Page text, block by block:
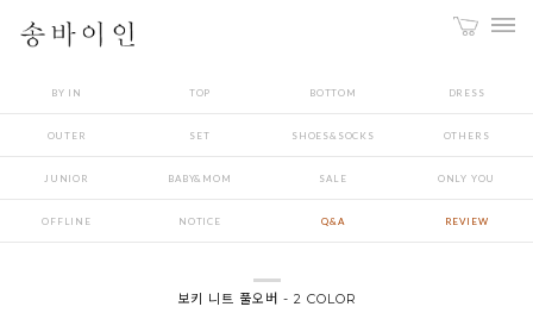
BY IN TOP BOTTOM DRESS
OUTER SET SHOES&SOCKS OTHERS
JUNIOR BABY&MOM SALE ONLY YOU
OFFLINE NOTICE Q&A REVIEW
보키 니트 풀오버 - 2 COLOR